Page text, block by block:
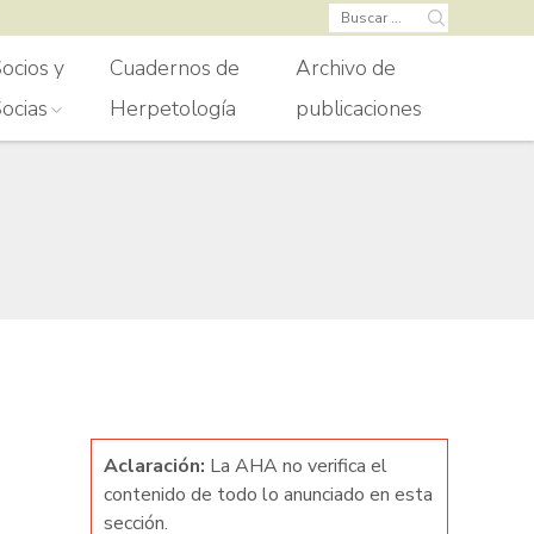
y
Cuadernos de
Herpetología
Archivo de
publicaciones
Buscar:
Aclaración: La AHA no verifica el
contenido de todo lo anunciado en esta
sección.